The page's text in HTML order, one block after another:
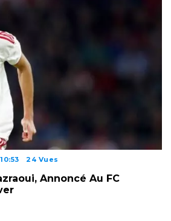
24 Vues
Annoncé Au FC